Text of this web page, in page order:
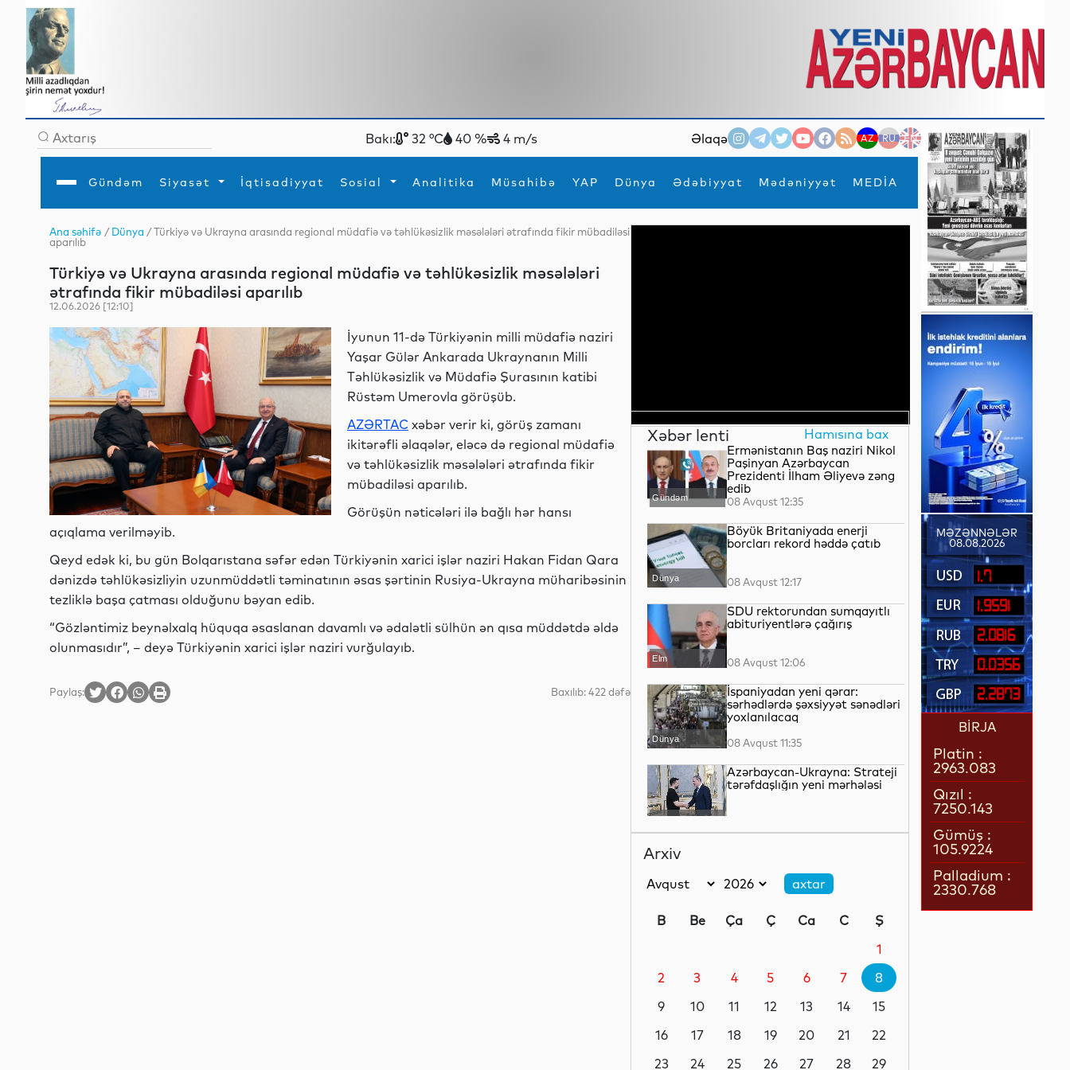
Bakı: 32 °C 40 % 4 m/s Əlaqə AZ RU EN
Gündəm Siyasət İqtisadiyyat Sosial Analitika Müsahibə YAP Dünya Ədəbiyyat Mədəniyyət MEDİA
×
Ana səhifə
Gündəm
İqtisadiyyat
YAP
Analitika
Mədəniyyət
Müsahibə
MEDİA
Xarici siyasət
Daxili siyasət
Turizm
Elm
Din
Hadisə
İdman
Yeni texnologiyalar
Ana səhifə /Dünya / Türkiyə və Ukrayna arasında regional müdafiə və təhlükəsizlik məsələləri ətrafında fikir mübadiləsi
aparılıb
Türkiyə və Ukrayna arasında regional müdafiə və təhlükəsizlik məsələləri
ətrafında fikir mübadiləsi aparılıb
12.06.2026 [12:10]
İyunun 11-də Türkiyənin milli müdafiə naziri
Yaşar Gülər Ankarada Ukraynanın Milli
Təhlükəsizlik və Müdafiə Şurasının katibi
Rüstəm Umerovla görüşüb.
AZƏRTAC xəbər verir ki, görüş zamanı
ikitərəfli əlaqələr, eləcə də regional müdafiə
və təhlükəsizlik məsələləri ətrafında fikir
mübadiləsi aparılıb.
Görüşün nəticələri ilə bağlı hər hansı
açıqlama verilməyib.
Qeyd edək ki, bu gün Bolqarıstana səfər edən Türkiyənin xarici işlər naziri Hakan Fidan Qara
dənizdə təhlükəsizliyin uzunmüddətli təminatının əsas şərtinin Rusiya-Ukrayna müharibəsinin
tezliklə başa çatması olduğunu bəyan edib.
“Gözləntimiz beynəlxalq hüquqa əsaslanan davamlı və ədalətli sülhün ən qısa müddətdə əldə
olunmasıdır”, – deyə Türkiyənin xarici işlər naziri vurğulayıb.
Paylaş: Baxılıb: 422 dəfə
Xəbər lenti Hamısına bax
Gündəm
Ermənistanın Baş naziri Nikol
Paşinyan Azərbaycan
Prezidenti İlham Əliyevə zəng
edib
08 Avqust 12:35
Dünya
Böyük Britaniyada enerji
borcları rekord həddə çatıb
08 Avqust 12:17
Elm
SDU rektorundan sumqayıtlı
abituriyentlərə çağırış
08 Avqust 12:06
Dünya
İspaniyadan yeni qərar:
sərhədlərdə şəxsiyyət sənədləri
yoxlanılacaq
08 Avqust 11:35
Siyasət
Azərbaycan-Ukrayna: Strateji
tərəfdaşlığın yeni mərhələsi
texnologiyalar
təhdidlər?
Analitik 08 Avqust 09:55
Analitik
Dünya liderliyi uğrunda
08 Avqust 09:32
Arxiv
B Be Ça Ç Ca C
Ş
1
2
3 4 5 6 7
8
9
10 11 12 13 14
15
16
17 18 19 20 21
22
23
24 25 26 27 28
29
MƏZƏNNƏLƏR
08.08.2026
1.7
1.9591
2.0816
0.0356
2.2873
BİRJA
Platin :
2963.083
Qızıl :
7250.143
Gümüş :
105.9224
Palladium :
2330.768